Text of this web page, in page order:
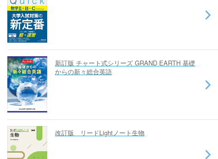
新訂版 チャート式シリーズ GRAND EARTH 基礎
からの新々総合英語
改訂版 リードLightノート生物